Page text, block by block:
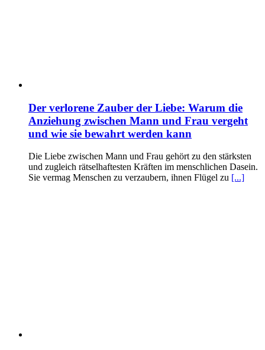
Der verlorene Zauber der Liebe: Warum die
Anziehung zwischen Mann und Frau vergeht
und wie sie bewahrt werden kann
Die Liebe zwischen Mann und Frau gehört zu den stärksten
und zugleich rätselhaftesten Kräften im menschlichen Dasein.
Sie vermag Menschen zu verzaubern, ihnen Flügel zu [...]